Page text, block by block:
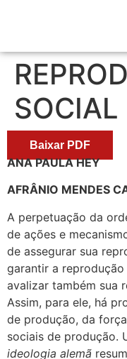
SOCIAL
Baixar PDF
ANA PAULA HEY
AFRÂNIO MENDES
A perpetuação da
de ações e
de assegurar sua
garantir a
avalizar também sua
Assim, para ele, há
de produção, da
sociais de produção.
ideologia alemã